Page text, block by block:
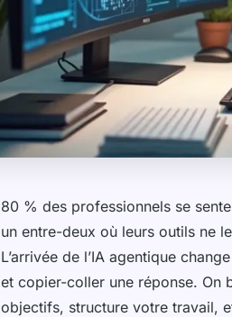
80 % des professionnels se
un entre-deux où leurs outils ne
L’arrivée de l’IA agentique
et copier-coller une réponse. On
objectifs, structure votre travail,